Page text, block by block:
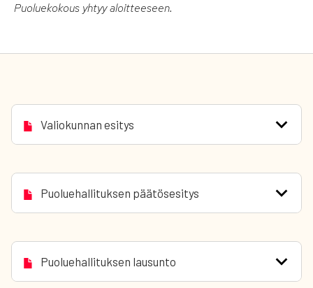
Puoluekokous yhtyy aloitteeseen.
Valiokunnan esitys
Puoluehallituksen päätösesitys
Puoluehallituksen lausunto